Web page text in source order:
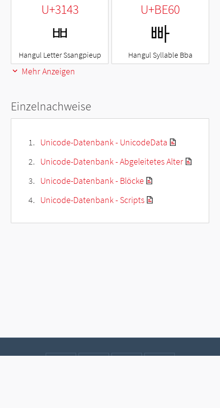
U+3143
ㅃ
Hangul Letter Ssangpieup
U+BE60
빠
Hangul Syllable Bba
Mehr Anzeigen
Einzelnachweise
Unicode-Datenbank - UnicodeData
Unicode-Datenbank - Abgeleitetes Alter
Unicode-Datenbank - Blöcke
Unicode-Datenbank - Scripts